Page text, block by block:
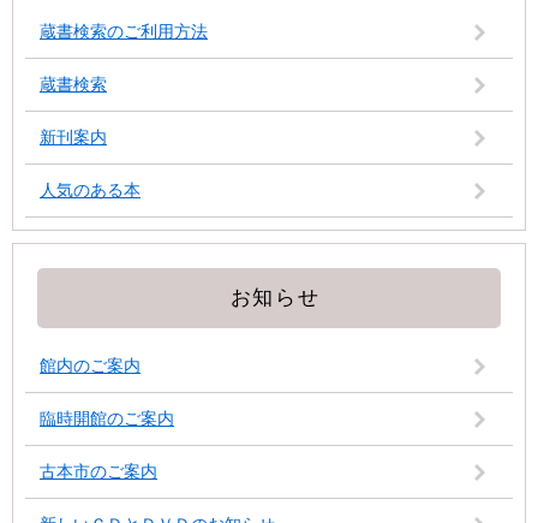
蔵書検索のご利用方法
蔵書検索
新刊案内
人気のある本
お知らせ
館内のご案内
臨時開館のご案内
古本市のご案内